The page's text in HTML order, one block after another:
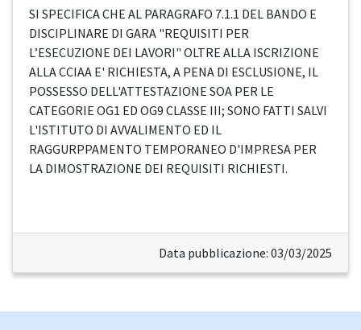
SI SPECIFICA CHE AL PARAGRAFO 7.1.1 DEL BANDO E
DISCIPLINARE DI GARA "REQUISITI PER
L’ESECUZIONE DEI LAVORI" OLTRE ALLA ISCRIZIONE
ALLA CCIAA E' RICHIESTA, A PENA DI ESCLUSIONE, IL
POSSESSO DELL'ATTESTAZIONE SOA PER LE
CATEGORIE OG1 ED OG9 CLASSE III; SONO FATTI SALVI
L'ISTITUTO DI AVVALIMENTO ED IL
RAGGURPPAMENTO TEMPORANEO D'IMPRESA PER
LA DIMOSTRAZIONE DEI REQUISITI RICHIESTI.
Data pubblicazione: 03/03/2025